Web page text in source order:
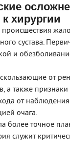
хирургии
сустава.
и
от
а также
от
очага.
более точное
служит